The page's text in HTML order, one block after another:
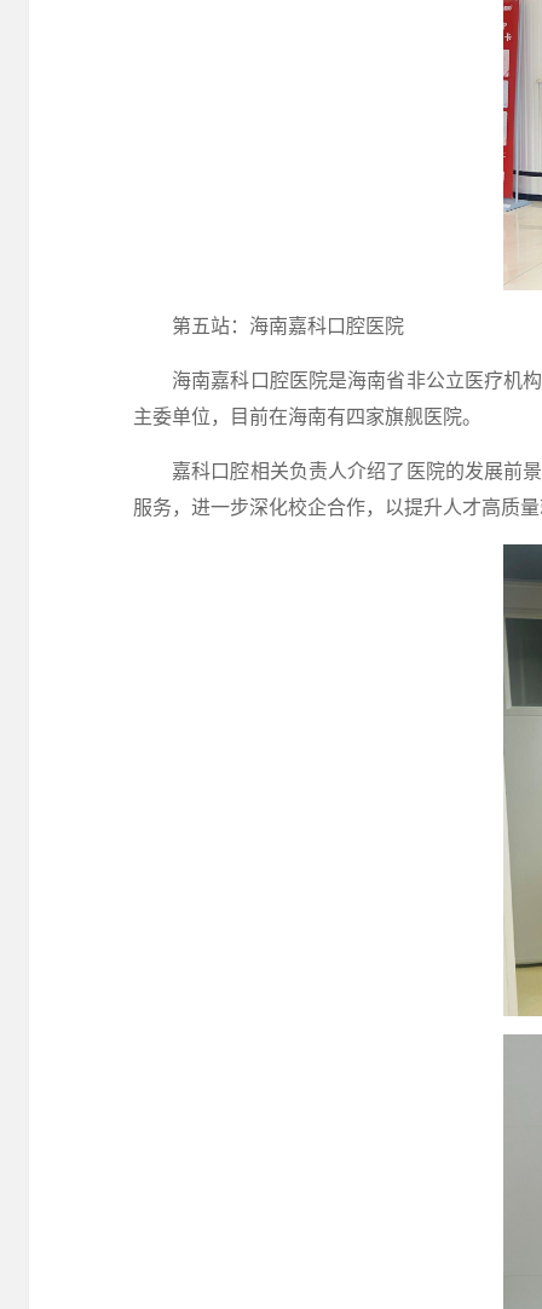
第五站：海南嘉科口腔医院
海南嘉科口腔医院是海南省非公立医疗机
主委单位，目前在海南有四家旗舰医院。
嘉科口腔相关负责人介绍了 医院的发展前
服务，进一步深化校企合作，以提升人才高质